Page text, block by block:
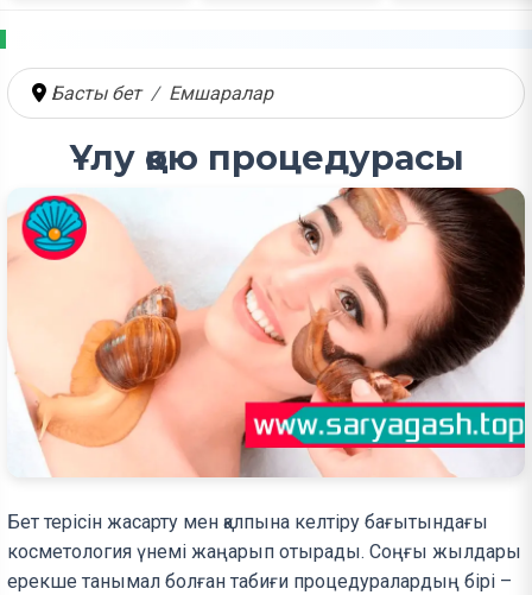
Басты бет Емшаралар
Ұлу қою процедурасы
Бет терісін жасарту мен қалпына келтіру бағытындағы
косметология үнемі жаңарып отырады. Соңғы жылдары
ерекше танымал болған табиғи процедуралардың бірі –